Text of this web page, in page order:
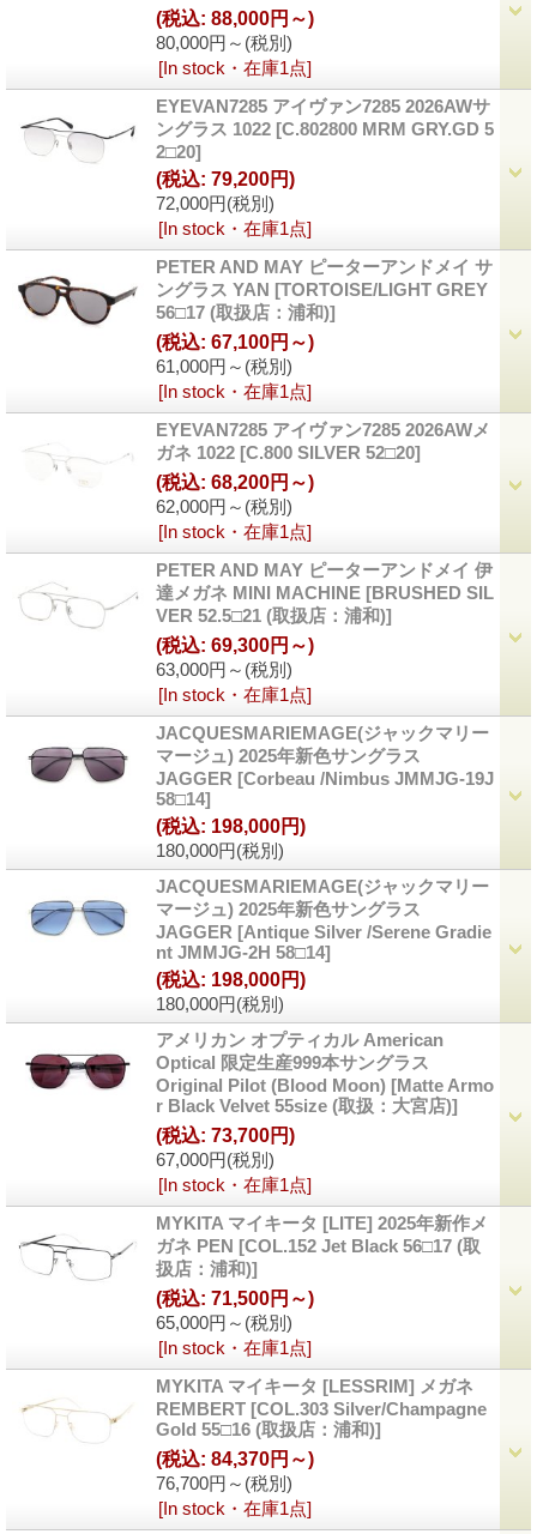
80,000円～ (税別)
(税込: 88,000円～)
[In stock・在庫1点]
EYEVAN7285 アイヴァン7285 2026AWサ
ングラス 1022 [C.802800 MRM GRY.GD 5
2□20]
72,000円(税別)
(税込: 79,200円)
[In stock・在庫1点]
PETER AND MAY ピーターアンドメイ サ
ングラス YAN [TORTOISE/LIGHT GREY
56□17 (取扱店：浦和)]
61,000円～ (税別)
(税込: 67,100円～)
[In stock・在庫1点]
EYEVAN7285 アイヴァン7285 2026AWメ
ガネ 1022 [C.800 SILVER 52□20]
62,000円～ (税別)
(税込: 68,200円～)
[In stock・在庫1点]
PETER AND MAY ピーターアンドメイ 伊
達メガネ MINI MACHINE [BRUSHED SIL
VER 52.5□21 (取扱店：浦和)]
63,000円～ (税別)
(税込: 69,300円～)
[In stock・在庫1点]
JACQUESMARIEMAGE(ジャックマリー
マージュ) 2025年新色サングラス
JAGGER [Corbeau /Nimbus JMMJG-19J
58□14]
180,000円(税別)
(税込: 198,000円)
JACQUESMARIEMAGE(ジャックマリー
マージュ) 2025年新色サングラス
JAGGER [Antique Silver /Serene Gradie
nt JMMJG-2H 58□14]
180,000円(税別)
(税込: 198,000円)
アメリカン オプティカル American
Optical 限定生産999本サングラス
Original Pilot (Blood Moon) [Matte Armo
r Black Velvet 55size (取扱：大宮店)]
67,000円(税別)
(税込: 73,700円)
[In stock・在庫1点]
MYKITA マイキータ [LITE] 2025年新作メ
ガネ PEN [COL.152 Jet Black 56□17 (取
扱店：浦和)]
65,000円～ (税別)
(税込: 71,500円～)
[In stock・在庫1点]
MYKITA マイキータ [LESSRIM] メガネ
REMBERT [COL.303 Silver/Champagne
Gold 55□16 (取扱店：浦和)]
76,700円～ (税別)
(税込: 84,370円～)
[In stock・在庫1点]